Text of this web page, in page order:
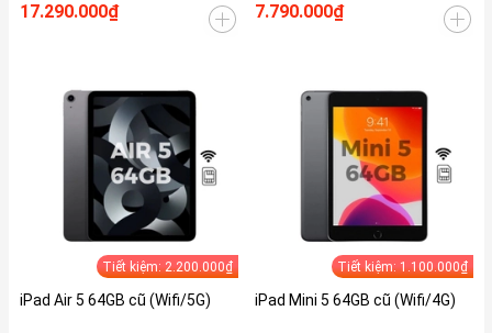
17.290.000₫ 7.790.000₫
Tiết kiệm: 2.200.000₫
iPad Air 5 64GB cũ (Wifi/5G)
Tiết kiệm: 1.100.000₫
iPad Mini 5 64GB cũ (Wifi/4G)